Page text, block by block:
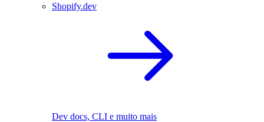
Shopify.dev
Dev docs, CLI e muito mais